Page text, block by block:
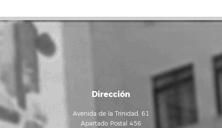
Dirección
Avenida de la Trinidad, 61
Apartado Postal 456